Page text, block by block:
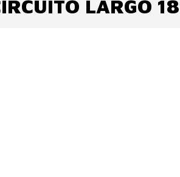
LARGO